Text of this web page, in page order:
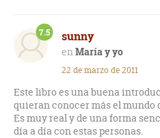
sunny
María y yo
7.5
22 de marzo de 2011
Este libro es una buena
quieran conocer más el mundo
Es muy real y de una forma
día a día con estas personas.